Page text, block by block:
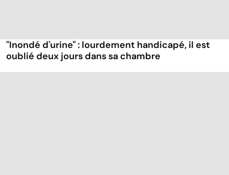
"Inondé d'urine" : lourdement handicapé, il est
oublié deux jours dans sa chambre